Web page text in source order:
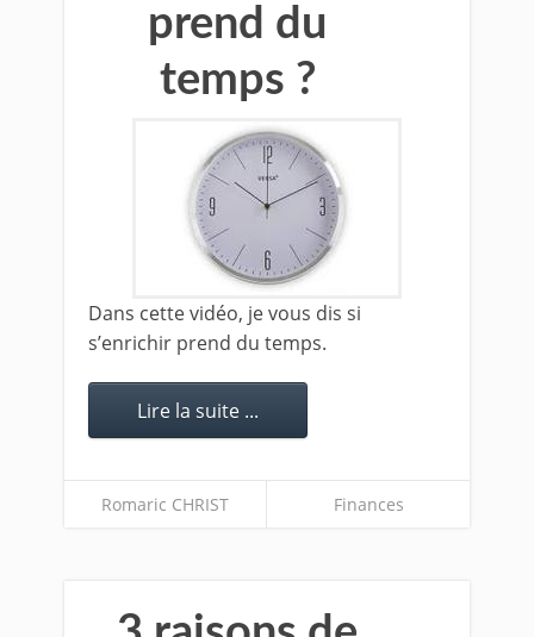
prend du
temps ?
Dans cette vidéo, je vous dis si
s’enrichir prend du temps.
Lire la suite ...
Romaric CHRIST Finances